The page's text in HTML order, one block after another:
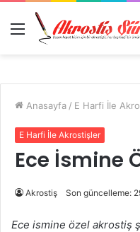
Menü
Anasayfa / E Harfi İle
E Harfi İle Akrostişler
Ece İsmine
Akrostiş Son güncelleme:
Ece ismine özel akrostiş